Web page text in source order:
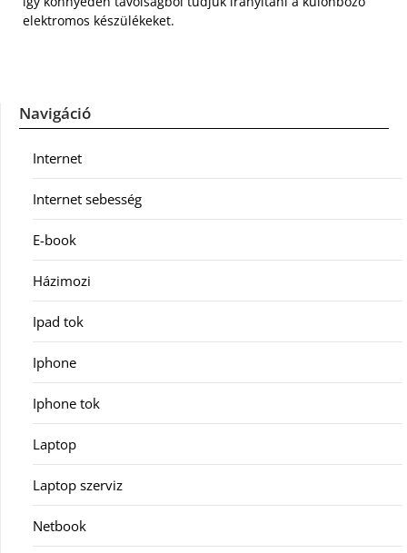
elektromos készülékeket.
Navigáció
Internet
Internet sebesség
E-book
Házimozi
Ipad tok
Iphone
Iphone tok
Laptop
Laptop szerviz
Netbook